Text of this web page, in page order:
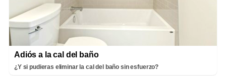
Adiós a la cal del baño
¿Y si pudieras eliminar la cal del baño sin esfuerzo?